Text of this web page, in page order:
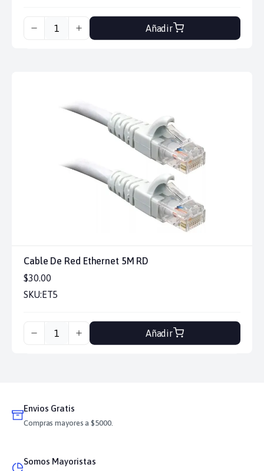
Añadir
Cable De Red Ethernet 5M RD
$30.00
SKU:ET5
Añadir
Envios Gratis
Compras mayores a $5000.
Somos Mayoristas